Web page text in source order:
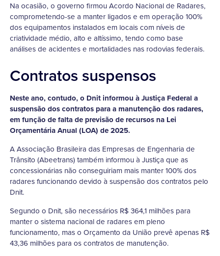
Na ocasião, o governo firmou Acordo Nacional de Radares,
comprometendo-se a manter ligados e em operação 100%
dos equipamentos instalados em locais com níveis de
criatividade médio, alto e altíssimo, tendo como base
análises de acidentes e mortalidades nas rodovias federais.
Contratos suspensos
Neste ano, contudo, o Dnit informou à Justiça Federal a
suspensão dos contratos para a manutenção dos radares,
em função de falta de previsão de recursos na Lei
Orçamentária Anual (LOA) de 2025.
A Associação Brasileira das Empresas de Engenharia de
Trânsito (Abeetrans) também informou à Justiça que as
concessionárias não conseguiriam mais manter 100% dos
radares funcionando devido à suspensão dos contratos pelo
Dnit.
Segundo o Dnit, são necessários R$ 364,1 milhões para
manter o sistema nacional de radares em pleno
funcionamento, mas o Orçamento da União prevê apenas R$
43,36 milhões para os contratos de manutenção.